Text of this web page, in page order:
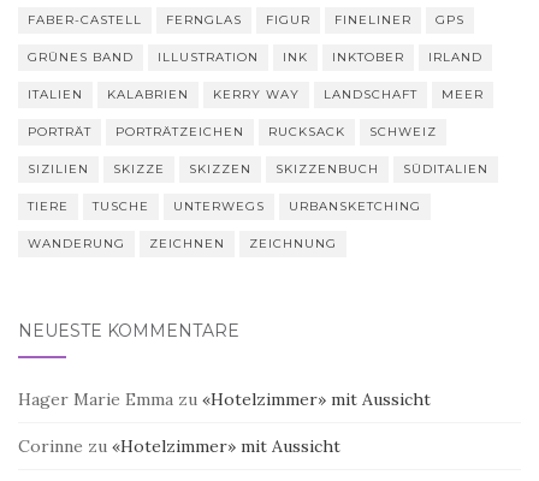
FABER-CASTELL FERNGLAS FIGUR FINELINER GPS
GRÜNES BAND ILLUSTRATION INK INKTOBER IRLAND
ITALIEN KALABRIEN KERRY WAY LANDSCHAFT MEER
PORTRÄT PORTRÄTZEICHEN RUCKSACK SCHWEIZ
SIZILIEN SKIZZE SKIZZEN SKIZZENBUCH SÜDITALIEN
TIERE TUSCHE UNTERWEGS URBANSKETCHING
WANDERUNG ZEICHNEN ZEICHNUNG
NEUESTE KOMMENTARE
Hager Marie Emma zu «Hotelzimmer» mit Aussicht
Corinne zu «Hotelzimmer» mit Aussicht